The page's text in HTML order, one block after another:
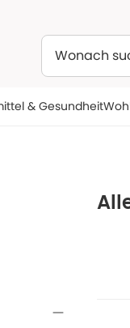
& Gesundheit